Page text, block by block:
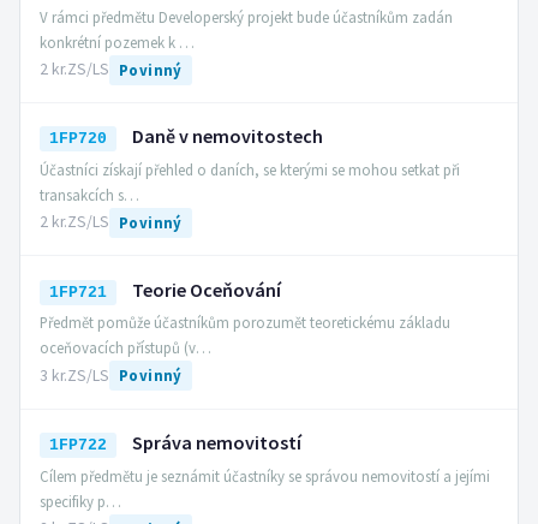
V rámci předmětu Developerský projekt bude účastníkům zadán
konkrétní pozemek k …
2 kr.ZS/LS Povinný
1FP720 Daně v nemovitostech
Účastníci získají přehled o daních, se kterými se mohou setkat při
transakcích s…
2 kr.ZS/LS Povinný
1FP721 Teorie Oceňování
Předmět pomůže účastníkům porozumět teoretickému základu
oceňovacích přístupů (v…
3 kr.ZS/LS Povinný
1FP722 Správa nemovitostí
Cílem předmětu je seznámit účastníky se správou nemovitostí a jejími
specifiky p…